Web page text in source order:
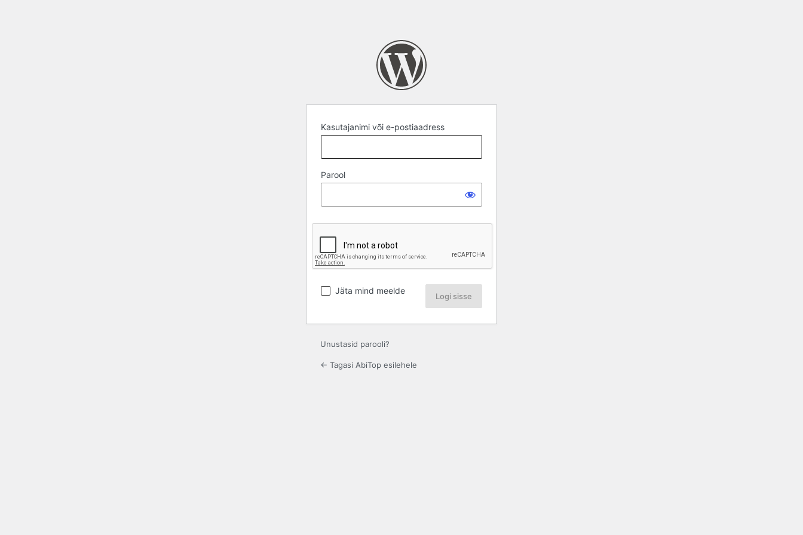
Kasutajanimi või e-postiaadress
Parool
Jäta mind meelde
Unustasid parooli?
← Tagasi AbiTop esilehele